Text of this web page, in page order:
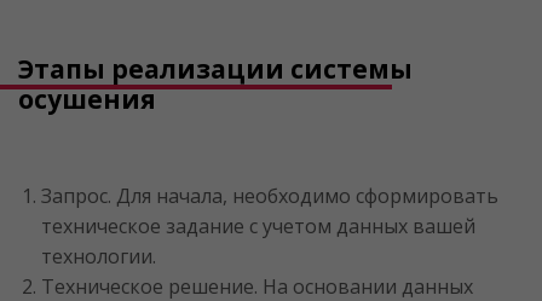
Этапы реализации системы
осушения
Запрос. Для начала, необходимо сформировать
техническое задание с учетом данных вашей
технологии.
Техническое решение. На основании данных